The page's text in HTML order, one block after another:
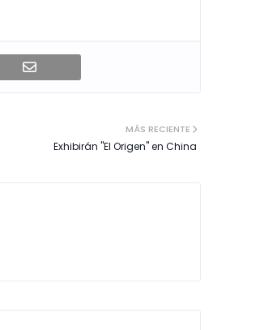
MÁS RECIENTE
Exhibirán "El Origen" en China